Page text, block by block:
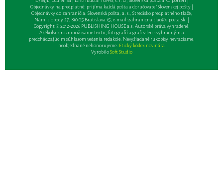
Objednávky na predplatné: prijíma každá pošta a doručovateľ Slovenskej pošty |
Objednávky do zahraničia: Slovenská pošta, a. s., Stredisko predplatného tlače,
Nám. slobody 27, 810 05 Bratislava 15, e-mail:zahranicna.tlac@slposta.sk. |
Copyright © 2012-2026 PUBLISHING HOUSE a.s. Autorské práva vyhradené.
Akékoľvek rozmnožovanie textu, fotografií a grafov len s výhradným a
predchádzajúcim súhlasom vedenia redakcie. Nevyžiadané rukopisy nevraciame,
neobjednané nehonorujeme. Etický kódex novinára
VyrobiloSoft Studio